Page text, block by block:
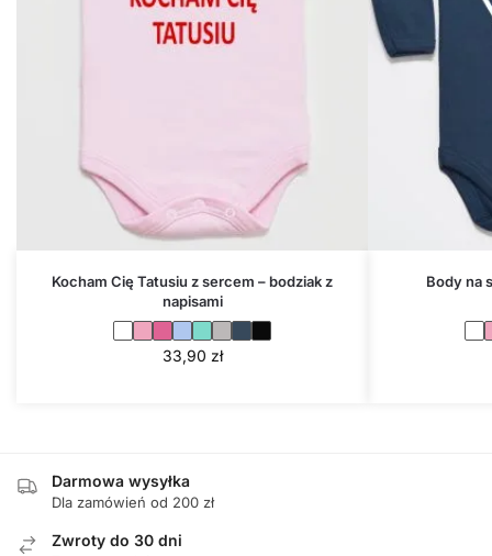
Kocham Cię Tatusiu z sercem – bodziak z
napisami
33,90 zł
Body na
Darmowa wysyłka
Dla zamówień od 200 zł
Zwroty do 30 dni